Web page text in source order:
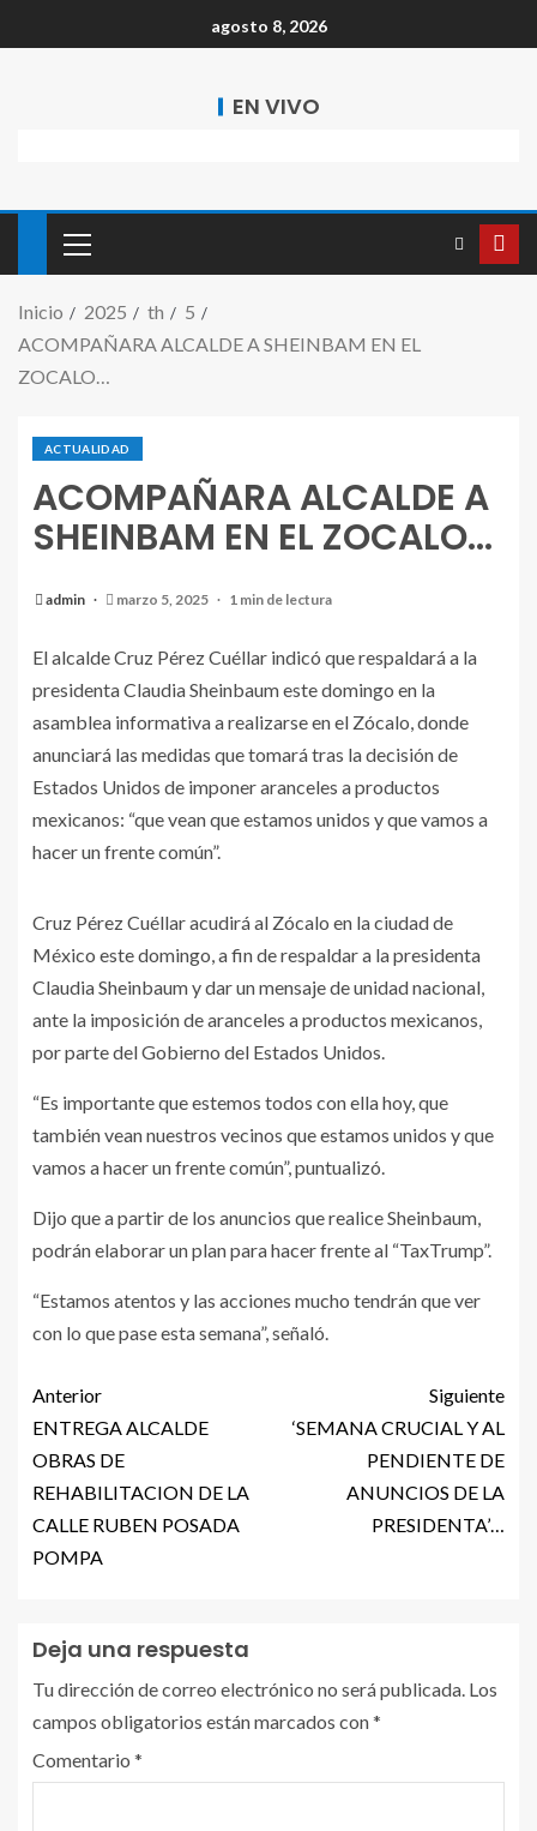
agosto 8, 2026
EN VIVO
Inicio 2025 th
5
ACOMPAÑARA ALCALDE A SHEINBAM EN EL
ZOCALO…
ACTUALIDAD
ACOMPAÑARA ALCALDE A
SHEINBAM EN EL ZOCALO…
admin marzo 5, 2025 1 min de lectura
El alcalde Cruz Pérez Cuéllar indicó que respaldará a la
presidenta Claudia Sheinbaum este domingo en la
asamblea informativa a realizarse en el Zócalo, donde
anunciará las medidas que tomará tras la decisión de
Estados Unidos de imponer aranceles a productos
mexicanos: “que vean que estamos unidos y que vamos a
hacer un frente común”.
Cruz Pérez Cuéllar acudirá al Zócalo en la ciudad de
México este domingo, a fin de respaldar a la presidenta
Claudia Sheinbaum y dar un mensaje de unidad nacional,
ante la imposición de aranceles a productos mexicanos,
por parte del Gobierno del Estados Unidos.
“Es importante que estemos todos con ella hoy, que
también vean nuestros vecinos que estamos unidos y que
vamos a hacer un frente común”, puntualizó.
Dijo que a partir de los anuncios que realice Sheinbaum,
podrán elaborar un plan para hacer frente al “TaxTrump”.
“Estamos atentos y las acciones mucho tendrán que ver
con lo que pase esta semana”, señaló.
Anterior
ENTREGA ALCALDE
OBRAS DE
REHABILITACION DE LA
CALLE RUBEN POSADA
POMPA
Siguiente
‘SEMANA CRUCIAL Y AL
PENDIENTE DE
ANUNCIOS DE LA
PRESIDENTA’…
Deja una respuesta
Tu dirección de correo electrónico no será publicada. Los
campos obligatorios están marcados con*
Comentario *